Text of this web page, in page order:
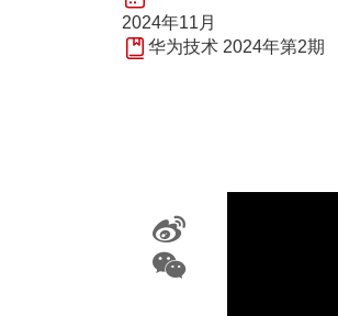
2024年11月
华为技术 2024年第2期